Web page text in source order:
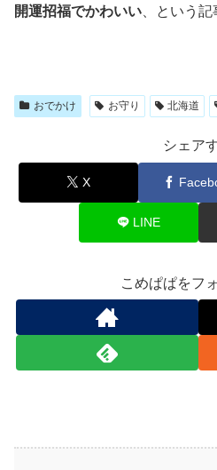
開運招福でかわいい 、という記
おでかけ お守り 北海道
シェア
X
LINE
こめぱぱをフ